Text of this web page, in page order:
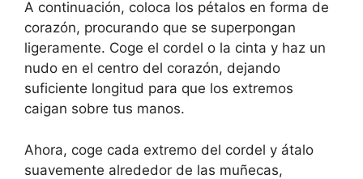
A continuación, coloca los pétalos en forma de
corazón, procurando que se superpongan
ligeramente. Coge el cordel o la cinta y haz un
nudo en el centro del corazón, dejando
suficiente longitud para que los extremos
caigan sobre tus manos.
Ahora, coge cada extremo del cordel y átalo
suavemente alrededor de las muñecas,